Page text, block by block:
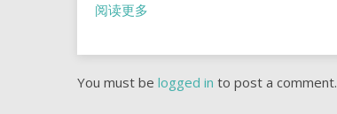
阅读更多
You must be logged in to post a comment.